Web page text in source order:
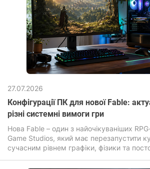
27.07.2026
Конфігурації ПК для нової Fable:
різні системні вимоги гри
Нова Fable – один з найочікуваніших
Game Studios, який має перезапустити
сучасним рівнем графіки, фізики та